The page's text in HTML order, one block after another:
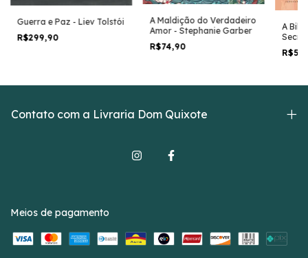
Guerra e Paz - Liev Tolstói
R$299,90
A Maldição do Verdadeiro
Amor - Stephanie Garber
R$74,90
A
Contato com a Livraria Dom Quixote
Meios de pagamento